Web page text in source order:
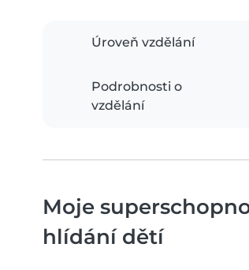
Úroveň vzdělání
Podrobnosti o
vzdělání
Moje
hlídání dětí